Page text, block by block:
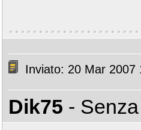
Inviato: 20 Mar 2007
Dik75 -